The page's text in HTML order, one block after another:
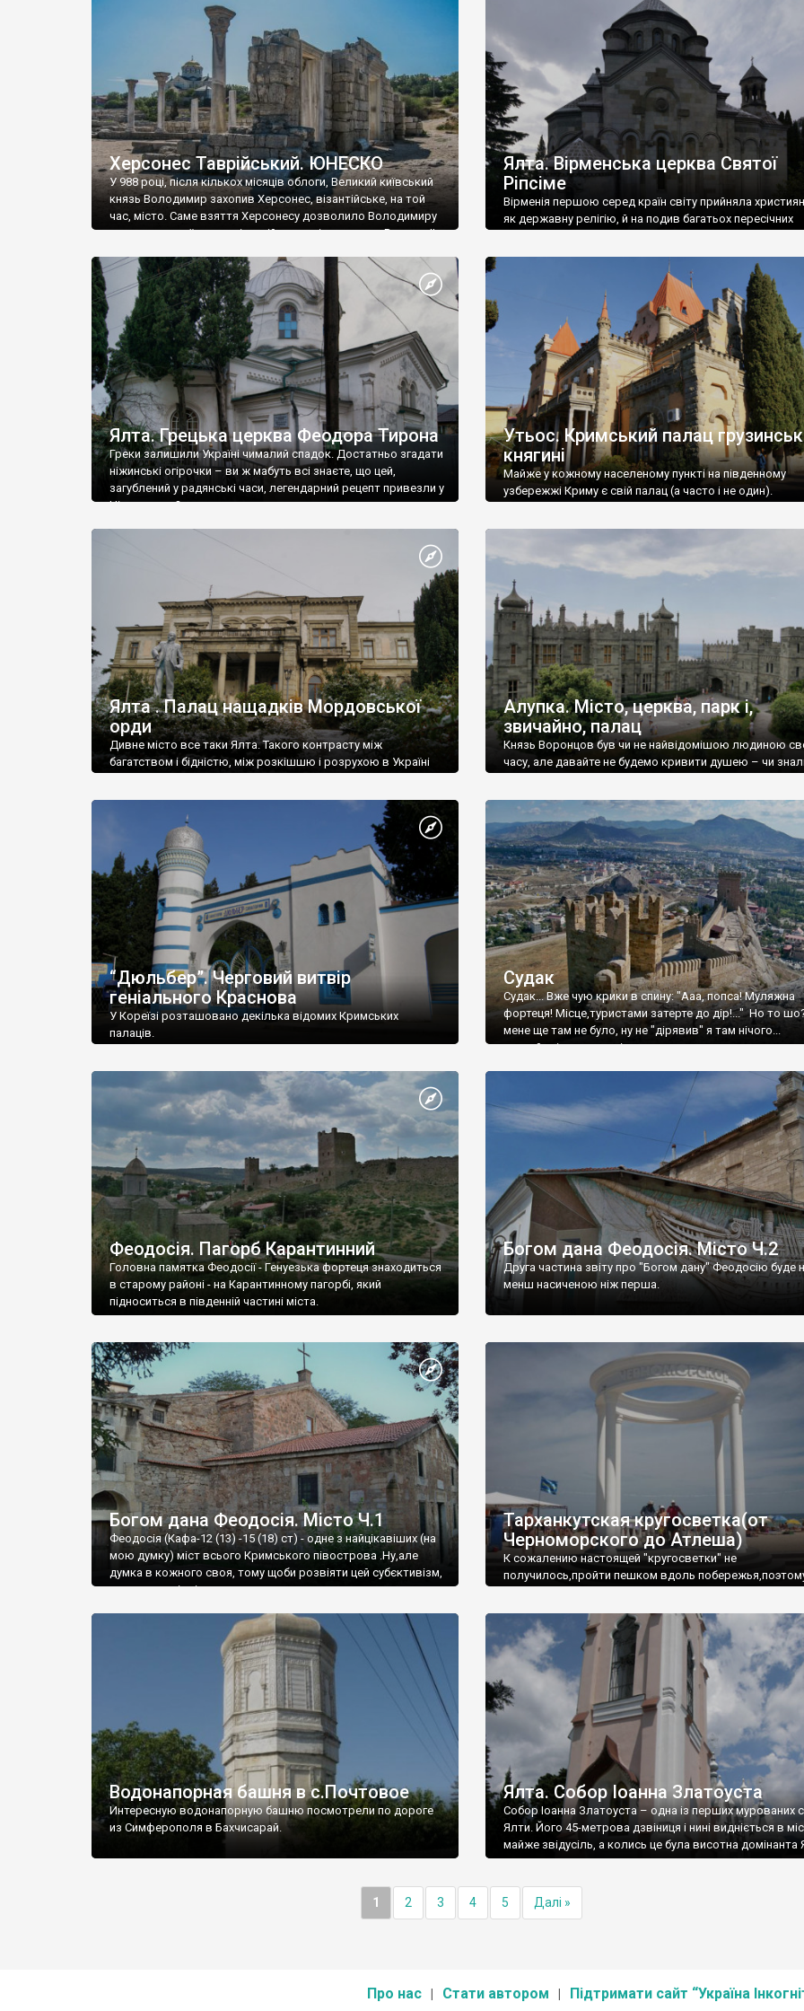
візантійської доби. Раритети викрадені з фондів об’єкту
культурної спадщини ЮНЕСКО «Херсонеса Таврійського».
Офіційно – на виставку «Золото Візантії», але експерти та
влада в Україні вважають це лише […]
називаються «повстяками» (postaki)…” “Вино. Крим
виробляє відмінне вино і його вдосталь: воно все
легке біле і дуже […]
Херсонес Таврійський. ЮНЕСКО
У 988 році, після кількох місяців облоги, Великий київський
князь Володимир захопив Херсонес, візантійське, на той
час, місто. Саме взяття Херсонесу дозволило Володимиру
диктувати свої умови візантійському імператору Василю ІІ,
Херсонесі Володимир-язичник, став Василем-
християнином. А потім було Хрещення Русі. На честь
Херсонесу Таврійського названо місто […]
Ялта. Вірменська церква Святої
Ріпсіме
Вірменія першою серед країн світу прийняла
як державну релігію, й на подив багатьох пересічних
Ялта. Грецька церква Феодора Тирона
Греки залишили Україні чималий спадок. Достатньо згадати
ніжинські огірочки – ви ж мабуть всі знаєте, що цей,
загублений у радянські часи, легендарний рецепт привезли у
Ніжин греки?
Утьос. Кримський палац
княгині
Майже у кожному населеному пункті на південному
узбережжі Криму є свій палац (а часто і не один).
Ялта . Палац нащадків Мордовської
орди
Дивне місто все таки Ялта. Такого контрасту між
багатством і бідністю, між розкішшю і розрухою в Україні
Алупка. Місто, церква, парк і,
звичайно, палац
Князь Воронцов був чи не найвідомішою людиною
часу, але давайте не будемо кривити душею – чи
“Дюльбер”. Черговий витвір
геніального Краснова
У Кореїзі розташовано декілька відомих Кримських
палаців.
Судак
Судак... Вже чую крики в спину: "Ааа, попса! Муляжна
фортеця! Місце,туристами затерте до дір!..." Но то
мене ще там не було, ну не "дірявив" я там нічого...
принаймні до цього літа.
Феодосія. Пагорб Карантинний
Головна памятка Феодосії - Генуезька фортеця знаходиться
в старому районі - на Карантинному пагорбі, який
підноситься в південній частині міста.
Богом дана Феодосія. Місто Ч.2
Друга частина звіту про "Богом дану" Феодосію буде
менш насиченою ніж перша.
Богом дана Феодосія. Місто Ч.1
Феодосія (Кафа-12 (13) -15 (18) ст) - одне з найцікавіших (на
мою думку) міст всього Кримського півострова .Ну,але
думка в кожного своя, тому щоби розвіяти цей субєктивізм,
запрошую відвідати це
Тарханкутская кругосветка(от
Черноморского до Атлеша)
К сожалению настоящей "кругосветки" не
получилось,пройти пешком вдоль
Водонапорная башня в с.Почтовое
Интересную водонапорную башню посмотрели по дороге
из Симферополя в Бахчисарай.
Ялта. Собор Іоанна Златоуста
Собор Іоанна Златоуста – одна із перших мурованих
Ялти. Його 45-метрова дзвіниця і нині видніється в
майже звідусіль, а колись це була висотна домінанта
1 2 3 4 5 Далі »
Про нас Стати автором Підтримати сайт “Україна